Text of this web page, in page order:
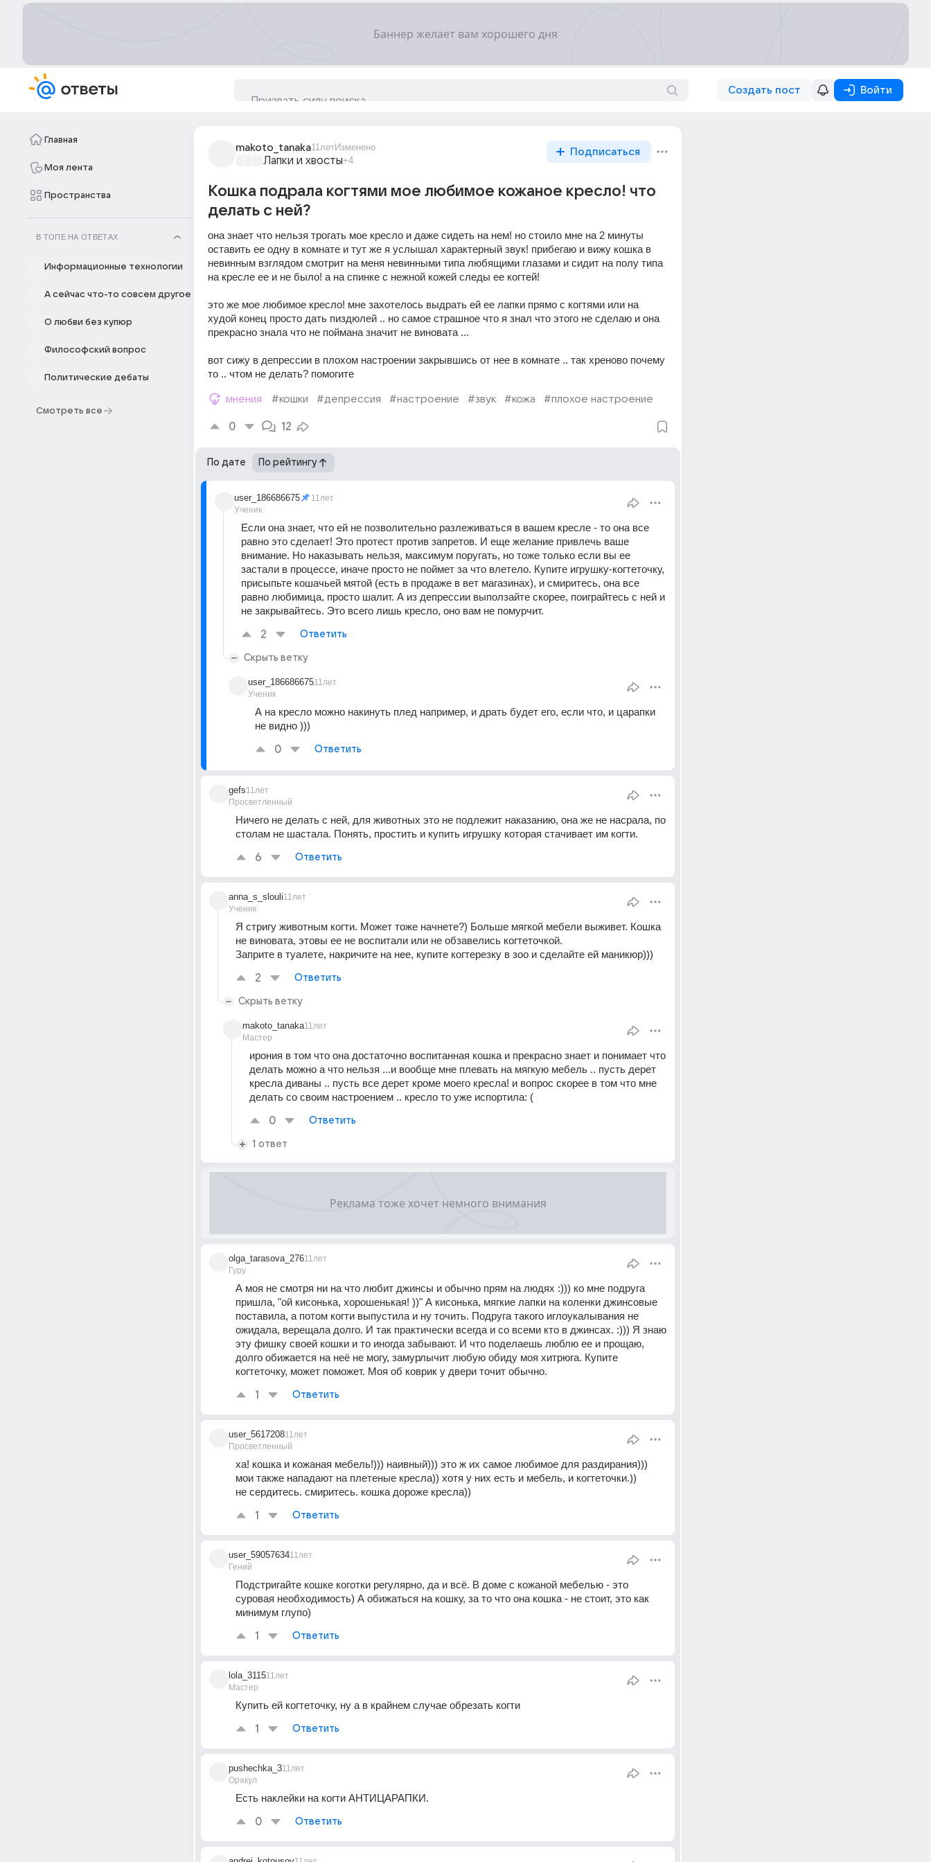
Создать пост Войти
Главная
Моя лента
Пространства
В ТОПЕ НА ОТВЕТАХ
Информационные технологии
А сейчас что-то совсем другое
О любви без купюр
Философский вопрос
Политические дебаты
Смотреть все
makoto_tanaka11летИзменено
Лапки и хвосты+4
Подписаться
Кошка подрала когтями мое любимое кожаное кресло! что
делать с ней?
она знает что нельзя трогать мое кресло и даже сидеть на нем! но стоило мне на 2 минуты
оставить ее одну в комнате и тут же я услышал характерный звук! прибегаю и вижу кошка в
невинным взглядом смотрит на меня невинными типа любящими глазами и сидит на полу типа
на кресле ее и не было! а на спинке с нежной кожей следы ее когтей!
это же мое любимое кресло! мне захотелось выдрать ей ее лапки прямо с когтями или на
худой конец просто дать пиздюлей .. но самое страшное что я знал что этого не сделаю и она
прекрасно знала что не поймана значит не виновата ...
вот сижу в депрессии в плохом настроении закрывшись от нее в комнате .. так хреново почему
то .. чтом не делать? помогите
мнения #кошки #депрессия #настроение #звук #кожа #плохое настроение
0 12
По дате По рейтингу
user_186686675
Ученик
11лет
Если она знает, что ей не позволительно разлеживаться в вашем кресле - то она все
равно это сделает! Это протест против запретов. И еще желание привлечь ваше
внимание. Но наказывать нельзя, максимум поругать, но тоже только если вы ее
застали в процессе, иначе просто не поймет за что влетело. Купите игрушку-когтеточку,
присыпьте кошачьей мятой (есть в продаже в вет магазинах), и смиритесь, она все
равно любимица, просто шалит. А из депрессии выползайте скорее, поиграйтесь с ней и
не закрывайтесь. Это всего лишь кресло, оно вам не помурчит.
2 Ответить
Скрыть ветку
user_186686675
Ученик
11лет
А на кресло можно накинуть плед например, и драть будет его, если что, и царапки
не видно )))
0 Ответить
gefs
Просветленный
11лет
Ничего не делать с ней, для животных это не подлежит наказанию, она же не насрала, по
столам не шастала. Понять, простить и купить игрушку которая стачивает им когти.
6 Ответить
anna_s_slouli
Ученик
11лет
Я стригу животным когти. Может тоже начнете?) Больше мягкой мебели выживет. Кошка
не виновата, этовы ее не воспитали или не обзавелись когтеточкой.
Заприте в туалете, накричите на нее, купите когтерезку в зоо и сделайте ей маникюр)))
2 Ответить
Скрыть ветку
makoto_tanaka
Мастер
11лет
ирония в том что она достаточно воспитанная кошка и прекрасно знает и понимает что
делать можно а что нельзя ...и вообще мне плевать на мягкую мебель .. пусть дерет
кресла диваны .. пусть все дерет кроме моего кресла! и вопрос скорее в том что мне
делать со своим настроением .. кресло то уже испортила: (
0 Ответить
1 ответ
olga_tarasova_276
Гуру
11лет
А моя не смотря ни на что любит джинсы и обычно прям на людях :))) ко мне подруга
пришла, "ой кисонька, хорошенькая! ))" А кисонька, мягкие лапки на коленки джинсовые
поставила, а потом когти выпустила и ну точить. Подруга такого иглоукалывания не
ожидала, верещала долго. И так практически всегда и со всеми кто в джинсах. :))) Я знаю
эту фишку своей кошки и то иногда забывают. И что поделаешь люблю ее и прощаю,
долго обижается на неё не могу, замурлычит любую обиду моя хитрюга. Купите
когтеточку, может поможет. Моя об коврик у двери точит обычно.
1 Ответить
user_5617208
Просветленный
11лет
ха! кошка и кожаная мебель!))) наивный))) это ж их самое любимое для раздирания)))
мои также нападают на плетеные кресла)) хотя у них есть и мебель, и когтеточки.))
не сердитесь. смиритесь. кошка дороже кресла))
1 Ответить
user_59057634
Гений
11лет
Подстригайте кошке коготки регулярно, да и всё. В доме с кожаной мебелью - это
суровая необходимость) А обижаться на кошку, за то что она кошка - не стоит, это как
минимум глупо)
1 Ответить
lola_3115
Мастер
11лет
Купить ей когтеточку, ну а в крайнем случае обрезать когти
1 Ответить
pushechka_3
Оракул
11лет
Есть наклейки на когти АНТИЦАРАПКИ.
0 Ответить